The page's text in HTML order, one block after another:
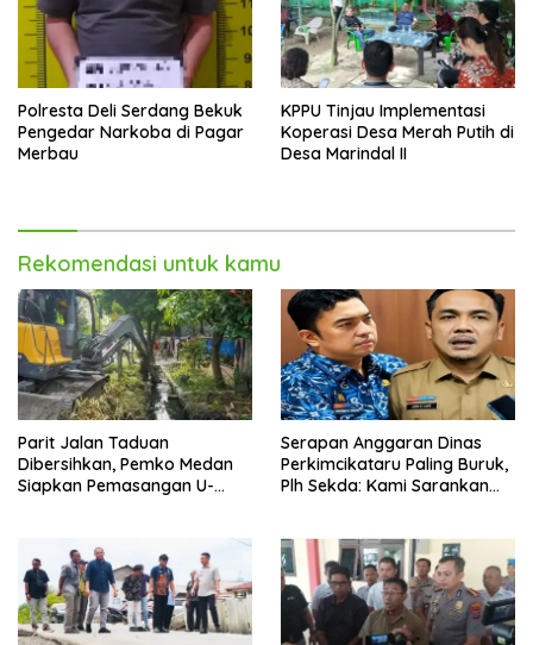
Polresta Deli Serdang Bekuk
Pengedar Narkoba di Pagar
Merbau
KPPU Tinjau Implementasi
Koperasi Desa Merah Putih di
Desa Marindal II
Rekomendasi untuk kamu
Parit Jalan Taduan
Dibersihkan, Pemko Medan
Siapkan Pemasangan U-
Serapan Anggaran Dinas
Perkimcikataru Paling Buruk,
Plh Sekda: Kami Sarankan